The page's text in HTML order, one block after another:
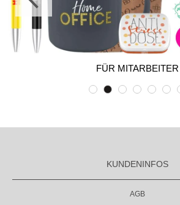
FÜR MITARBEITER
KUNDENINFOS
AGB